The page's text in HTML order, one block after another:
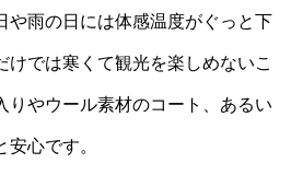
や雨の日には体感温度がぐっと下
けでは寒くて観光を楽しめないこ
りやウール素材のコート、あるい
心です。